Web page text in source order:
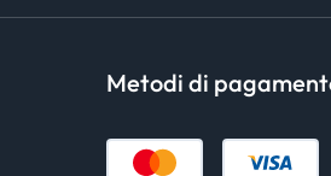
Metodi di